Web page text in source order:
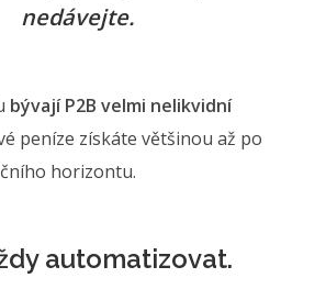
nedávejte.
bývají P2B velmi nelikvidní
peníze získáte většinou až po
horizontu.
automatizovat.